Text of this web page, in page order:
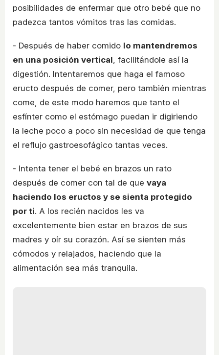
posibilidades de enfermar que otro bebé que no
padezca tantos vómitos tras las comidas.
- Después de haber comido lo mantendremos
en una posición vertical , facilitándole así la
digestión. Intentaremos que haga el famoso
eructo después de comer, pero también mientras
come, de este modo haremos que tanto el
esfínter como el estómago puedan ir digiriendo
la leche poco a poco sin necesidad de que tenga
el reflujo gastroesofágico tantas veces.
- Intenta tener el bebé en brazos un rato
después de comer con tal de que vaya
haciendo los eructos y se sienta protegido
por ti. A los recién nacidos les va
excelentemente bien estar en brazos de sus
madres y oír su corazón. Así se sienten más
cómodos y relajados, haciendo que la
alimentación sea más tranquila.